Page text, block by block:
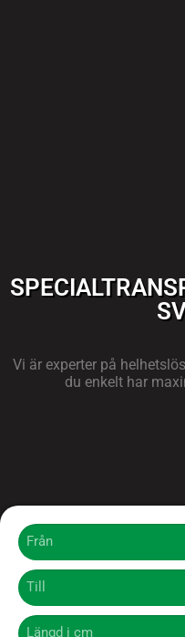
Vi är experter på
du enkelt har